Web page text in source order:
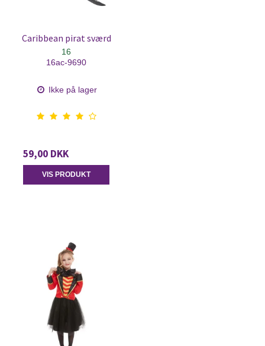
Caribbean pirat sværd
16
16ac-9690
Ikke på lager
59,00 DKK
VIS PRODUKT